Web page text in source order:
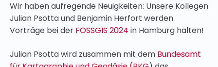
Wir haben aufregende Neuigkeiten: Unsere Kollegen
Julian Psotta und Benjamin Herfort werden
Vorträge bei der FOSSGIS 2024 in Hamburg halten!
Julian Psotta wird zusammen mit dem Bundesamt